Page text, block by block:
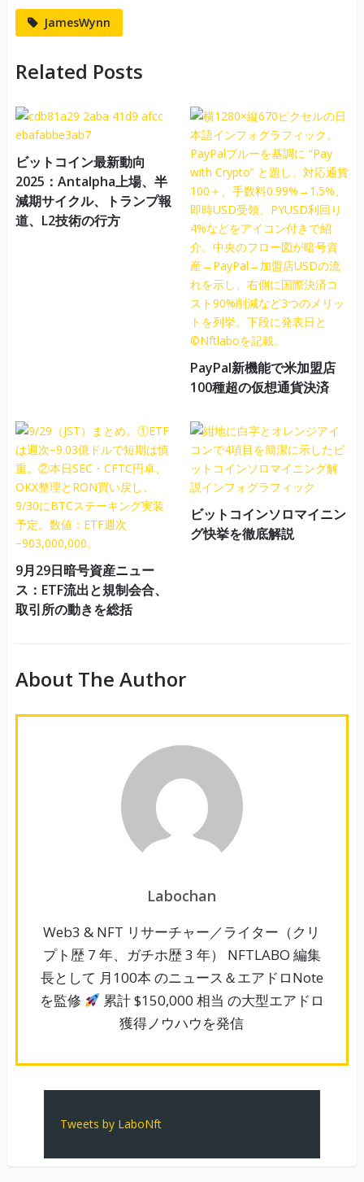
JamesWynn
Related Posts
ビットコイン最新動向
2025：Antalpha上場、半
減期サイクル、トランプ報
道、L2技術の行方
PayPal新機能で米加盟店
100種超の仮想通貨決済
9月29日暗号資産ニュー
ス：ETF流出と規制会合、
取引所の動きを総括
ビットコインソロマイニン
グ快挙を徹底解説
About The Author
Labochan
Web3 & NFT リサーチャー／ライター（クリ
プト歴 7 年、ガチホ歴 3 年） NFTLABO 編集
長として 月100本 のニュース＆エアドロNote
を監修
累計 $150,000 相当 の大型エアドロ
獲得ノウハウを発信
Tweets by LaboNft